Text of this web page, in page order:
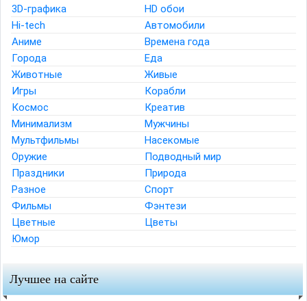
3D-графика
HD обои
Hi-tech
Автомобили
Аниме
Времена года
Города
Еда
Животные
Живые
Игры
Корабли
Космос
Креатив
Минимализм
Мужчины
Мультфильмы
Насекомые
Оружие
Подводный мир
Праздники
Природа
Разное
Спорт
Фильмы
Фэнтези
Цветные
Цветы
Юмор
Лучшее на сайте